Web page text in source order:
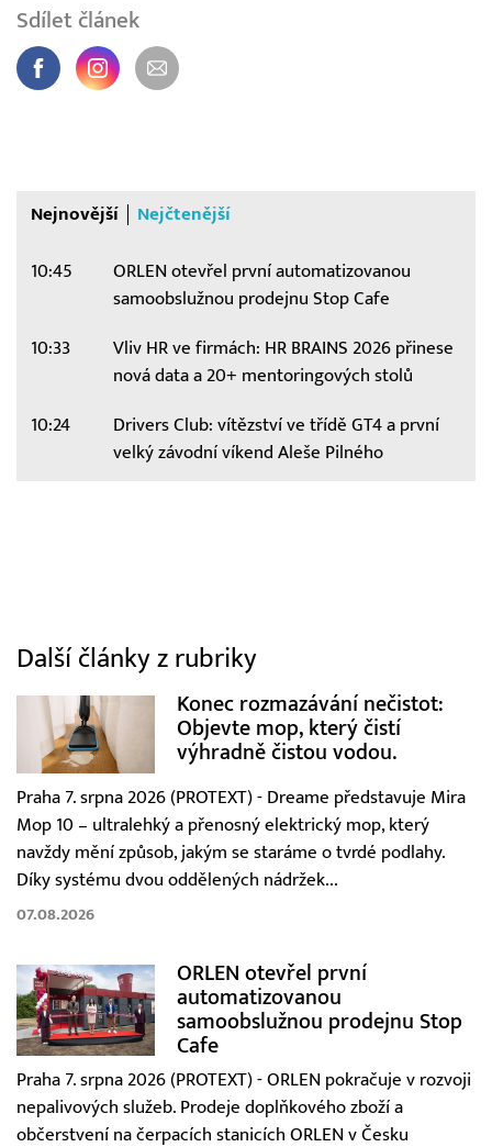
Sdílet článek
Nejnovější Nejčtenější
10:45
ORLEN otevřel první automatizovanou
samoobslužnou prodejnu Stop Cafe
10:33
Vliv HR ve firmách: HR BRAINS 2026 přinese
nová data a 20+ mentoringových stolů
10:24
Drivers Club: vítězství ve třídě GT4 a první
velký závodní víkend Aleše Pilného
Další články z rubriky
Konec rozmazávání nečistot:
Objevte mop, který čistí
výhradně čistou vodou.
Praha 7. srpna 2026 (PROTEXT) - Dreame představuje Mira
Mop 10 – ultralehký a přenosný elektrický mop, který
navždy mění způsob, jakým se staráme o tvrdé podlahy.
Díky systému dvou oddělených nádržek...
07.08.2026
ORLEN otevřel první
automatizovanou
samoobslužnou prodejnu Stop
Cafe
Praha 7. srpna 2026 (PROTEXT) - ORLEN pokračuje v rozvoji
nepalivových služeb. Prodeje doplňkového zboží a
občerstvení na čerpacích stanicích ORLEN v Česku